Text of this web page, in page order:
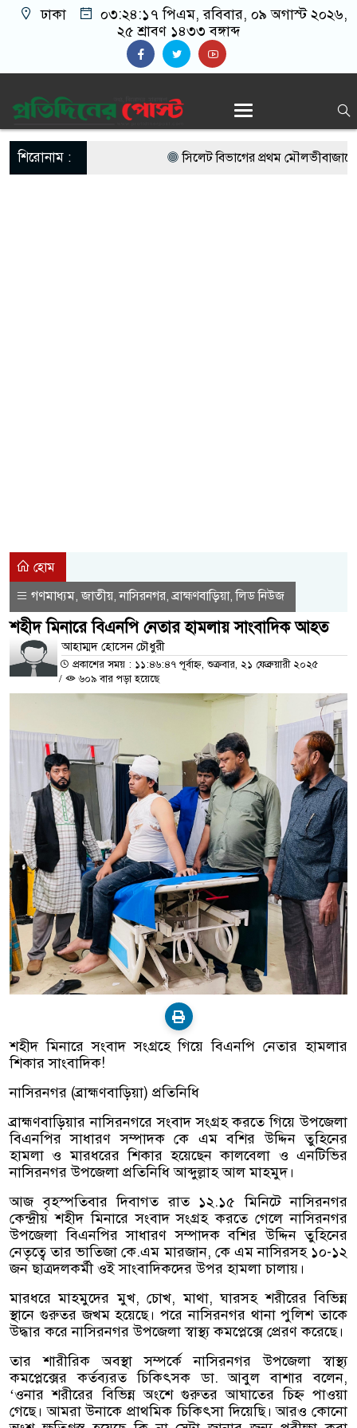
ঢাকা ০৩:২৪:১৮ পিএম, রবিবার, ০৯ অগাস্ট ২০২৬,
২৫ শ্রাবণ ১৪৩৩ বঙ্গাব্দ
শিরোনাম : সিলেট বিভাগের প্রথম মৌলভীবাজারে
হোম
গণমাধ্যম,জাতীয়,নাসিরনগর,ব্রাহ্মণবাড়িয়া,লিড নিউজ
শহীদ মিনারে বিএনপি নেতার হামলায় সাংবাদিক আহত
আহাম্মদ হোসেন চৌধুরী
প্রকাশের সময় : ১১:৪৬:৪৭ পূর্বাহ্ন, শুক্রবার, ২১ ফেব্রুয়ারী ২০২৫
/
৬০৯ বার পড়া হয়েছে
শহীদ মিনারে সংবাদ সংগ্রহে গিয়ে বিএনপি নেতার হামলার
শিকার সাংবাদিক!
নাসিরনগর (ব্রাহ্মণবাড়িয়া) প্রতিনিধি
ব্রাহ্মণবাড়িয়ার নাসিরনগরে সংবাদ সংগ্রহ করতে গিয়ে উপজেলা
বিএনপির সাধারণ সম্পাদক কে এম বশির উদ্দিন তুহিনের
হামলা ও মারধরের শিকার হয়েছেন কালবেলা ও এনটিভির
নাসিরনগর উপজেলা প্রতিনিধি আব্দুল্লাহ আল মাহমুদ।
আজ বৃহস্পতিবার দিবাগত রাত ১২.১৫ মিনিটে নাসিরনগর
কেন্দ্রীয় শহীদ মিনারে সংবাদ সংগ্রহ করতে গেলে নাসিরনগর
উপজেলা বিএনপির সাধারণ সম্পাদক বশির উদ্দিন তুহিনের
নেতৃত্বে তার ভাতিজা কে.এম মারজান, কে এম নাসিরসহ ১০-১২
জন ছাত্রদলকর্মী ওই সাংবাদিকদের উপর হামলা চালায়।
মারধরে মাহমুদের মুখ, চোখ, মাথা, ঘারসহ শরীরের বিভিন্ন
স্থানে গুরুতর জখম হয়েছে। পরে নাসিরনগর থানা পুলিশ তাকে
উদ্ধার করে নাসিরনগর উপজেলা স্বাস্থ্য কমপ্লেক্সে প্রেরণ করেছে।
তার শারীরিক অবস্থা সম্পর্কে নাসিরনগর উপজেলা স্বাস্থ্য
কমপ্লেক্সের কর্তব্যরত চিকিৎসক ডা. আবুল বাশার বলেন,
‘ওনার শরীরের বিভিন্ন অংশে গুরুতর আঘাতের চিহ্ন পাওয়া
গেছে। আমরা উনাকে প্রাথমিক চিকিৎসা দিয়েছি। আরও কোনো